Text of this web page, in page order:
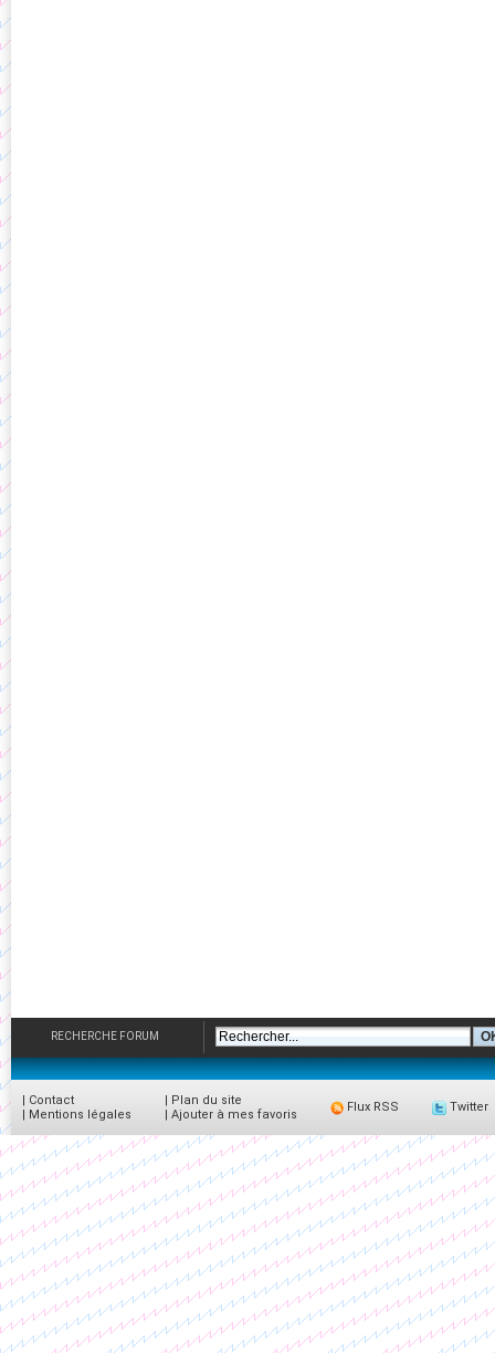
RECHERCHE FORUM
| Contact
| Mentions légales
| Plan du site
| Ajouter à mes favoris
Flux RSS Twitter